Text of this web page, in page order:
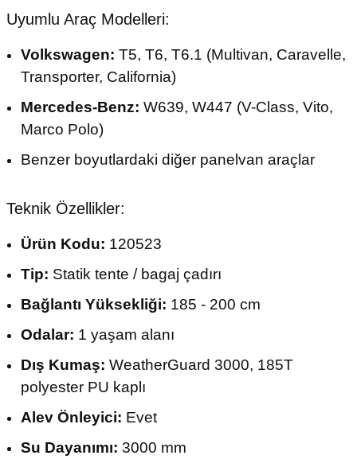
Uyumlu Araç Modelleri:
Volkswagen: T5, T6, T6.1 (Multivan, Caravelle,
Transporter, California)
Mercedes-Benz: W639, W447 (V-Class, Vito,
Marco Polo)
Benzer boyutlardaki diğer panelvan araçlar
Teknik Özellikler:
Ürün Kodu: 120523
Tip: Statik tente / bagaj çadırı
Bağlantı Yüksekliği: 185 - 200 cm
Odalar: 1 yaşam alanı
Dış Kumaş: WeatherGuard 3000, 185T
polyester PU kaplı
Alev Önleyici: Evet
Su Dayanımı: 3000 mm